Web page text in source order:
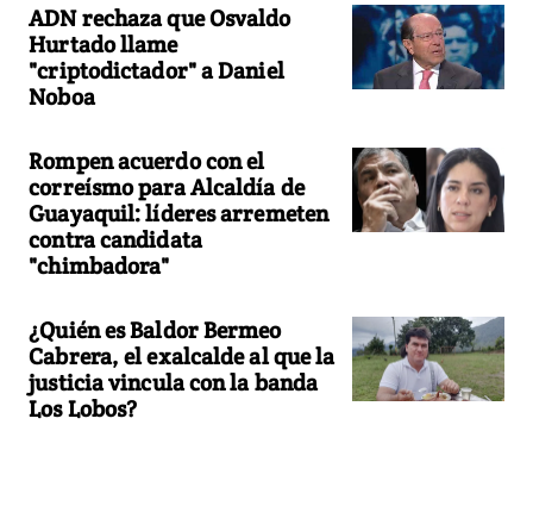
ADN rechaza que Osvaldo
Hurtado llame
"criptodictador" a Daniel
Noboa
Rompen acuerdo con el
correísmo para Alcaldía de
Guayaquil: líderes arremeten
contra candidata
"chimbadora"
¿Quién es Baldor Bermeo
Cabrera, el exalcalde al que la
justicia vincula con la banda
Los Lobos?